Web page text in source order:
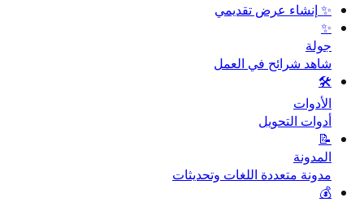
✨ إنشاء عرض تقديمي
✨
جولة
شاهد شرائح في العمل
🛠️
الأدوات
أدوات التحويل
📝
المدونة
مدونة متعددة اللغات وتحديثات
💰